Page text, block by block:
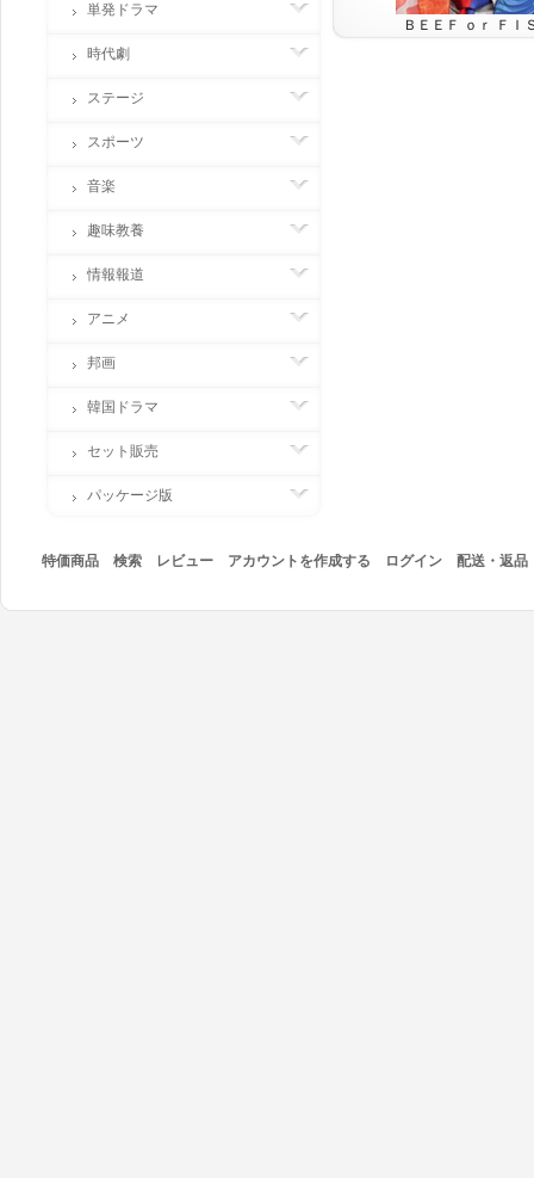
ＢＥＥＦ ｏｒ ＦＩ
単発ドラマ
時代劇
ステージ
スポーツ
音楽
趣味教養
情報報道
アニメ
邦画
韓国ドラマ
セット販売
パッケージ版
特価商品 検索 レビュー アカウントを作成する ログイン 配送・返品